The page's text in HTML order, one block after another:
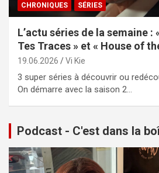
CHRONIQUES SÉRIES
L’actu séries de la semaine :
Tes Traces » et « House of
19.06.2026 Vi Kie
3 super séries à découvrir ou
On démarre avec la saison 2…
Podcast - C'est dans la